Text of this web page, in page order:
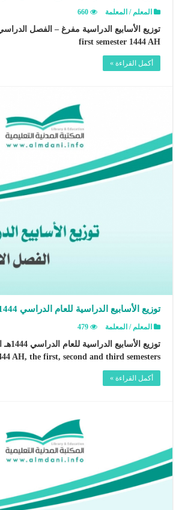
المعلم / المعلمة 660
first semester 1444 AH
أكمل القراءة »
توزيع الأسابيع الدراسية للعام الدراسي 1444هـ الفصل الأول والثاني والثالث
المعلم / المعلمة 479
AH, the first, second and third semesters
أكمل القراءة »